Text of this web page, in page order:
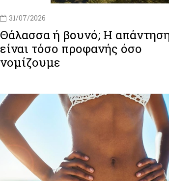
31/07/2026
Θάλασσα ή βουνό; Η
είναι τόσο προφανής όσο
νομίζουμε